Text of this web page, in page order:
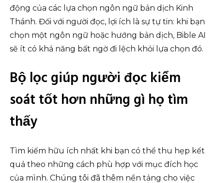
động của các lựa chọn ngôn ngữ bản dịch Kinh
Thánh. Đối với người đọc, lợi ích là sự tự tin: khi bạn
chọn một ngôn ngữ hoặc hướng bản dịch, Bible AI
sẽ ít có khả năng bất ngờ đi lệch khỏi lựa chọn đó.
Bộ lọc giúp người đọc kiểm
soát tốt hơn những gì họ tìm
thấy
Tìm kiếm hữu ích nhất khi bạn có thể thu hẹp kết
quả theo những cách phù hợp với mục đích học
của mình. Chúng tôi đã thêm nền tảng cho việc